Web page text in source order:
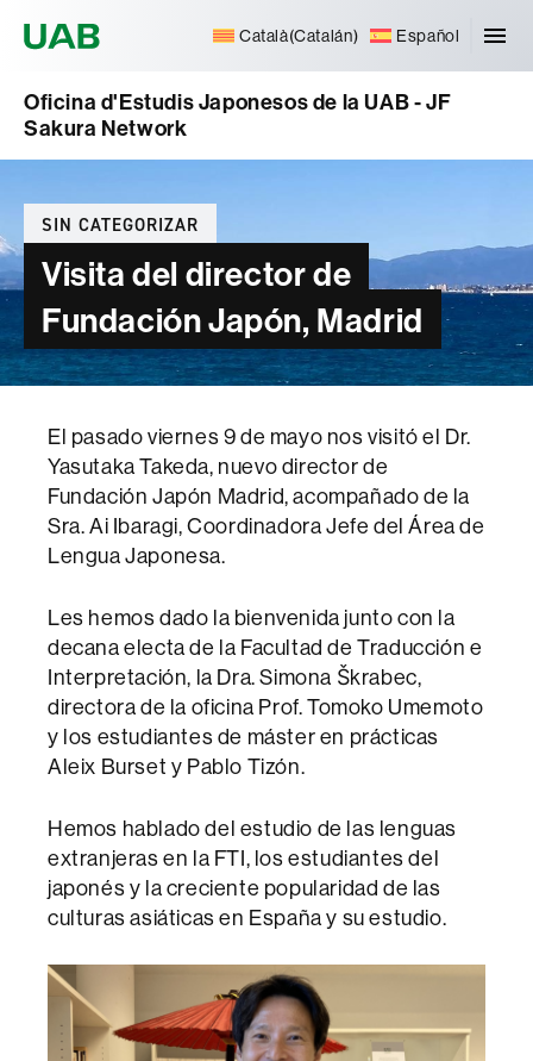
Català(Catalán) Español
Oficina d'Estudis Japonesos de la UAB - JF
Sakura Network
Categorías
SIN CATEGORIZAR
Visita del director de
Fundación Japón, Madrid
El pasado viernes 9 de mayo nos visitó el Dr.
Yasutaka Takeda, nuevo director de
Fundación Japón Madrid, acompañado de la
Sra. Ai Ibaragi, Coordinadora Jefe del Área de
Lengua Japonesa.
Les hemos dado la bienvenida junto con la
decana electa de la Facultad de Traducción e
Interpretación, la Dra. Simona Škrabec,
directora de la oficina Prof. Tomoko Umemoto
y los estudiantes de máster en prácticas
Aleix Burset y Pablo Tizón.
Hemos hablado del estudio de las lenguas
extranjeras en la FTI, los estudiantes del
japonés y la creciente popularidad de las
culturas asiáticas en España y su estudio.